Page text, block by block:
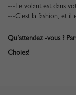
---Le volant est dans
---C'est la fashion, et il
Qu’attendez -vous ?
Choies!